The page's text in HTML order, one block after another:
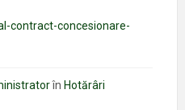
contract-concesionare-
în Hotărâri